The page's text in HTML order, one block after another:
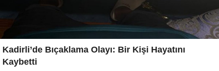
Kadirli’de Bıçaklama Olayı: Bir Kişi Hayatını
Kaybetti